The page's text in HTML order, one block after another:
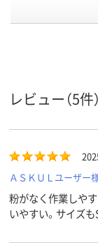
35
レビュー（5件）
ＡＳＫＵＬユーザー
粉がなく作業しや
いやすい。サイズ